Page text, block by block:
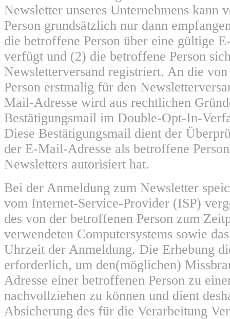
Newsletter unseres Unternehmens kann
Person grundsätzlich nur dann
die betroffene Person über eine gültige
verfügt und (2) die betroffene Person
Newsletterversand registriert. An die
Person erstmalig für den
Mail-Adresse wird aus rechtlichen
Bestätigungsmail im Double-Opt-In-
Diese Bestätigungsmail dient der
der E-Mail-Adresse als betroffene
Newsletters autorisiert hat.
Bei der Anmeldung zum Newsletter
vom Internet-Service-Provider (ISP)
des von der betroffenen Person zum
verwendeten Computersystems sowie
Uhrzeit der Anmeldung. Die Erhebung
erforderlich, um den(möglichen)
Adresse einer betroffenen Person zu
nachvollziehen zu können und dient
Absicherung des für die Verarbeitung